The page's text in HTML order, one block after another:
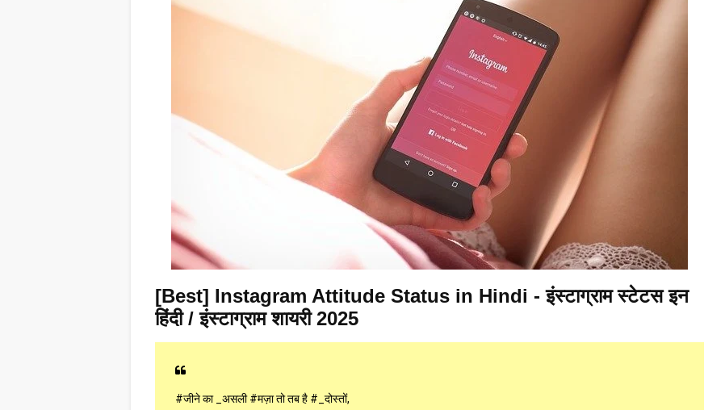
[Best] Instagram Attitude Status in Hindi - इंस्टाग्राम स्टेटस इन
हिंदी / इंस्टाग्राम शायरी 2025
#जीने का _असली #मज़ा तो तब है #_दोस्तों,